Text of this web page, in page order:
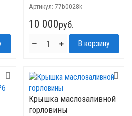
Артикул: 77b0028k
10 000руб.
Крышка маслозаливной
горловины